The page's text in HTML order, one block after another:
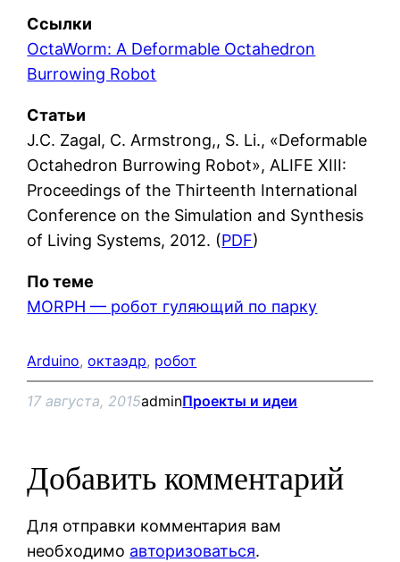
Ссылки
OctaWorm: A Deformable Octahedron
Burrowing Robot
Статьи
J.C. Zagal, C. Armstrong,, S. Li., «Deformable
Octahedron Burrowing Robot», ALIFE XIII:
Proceedings of the Thirteenth International
Conference on the Simulation and Synthesis
of Living Systems, 2012. (PDF)
По теме
MORPH — робот гуляющий по парку
Arduino, октаэдр, робот
17 августа, 2015adminПроекты и идеи
Добавить комментарий
Для отправки комментария вам
необходимо авторизоваться.